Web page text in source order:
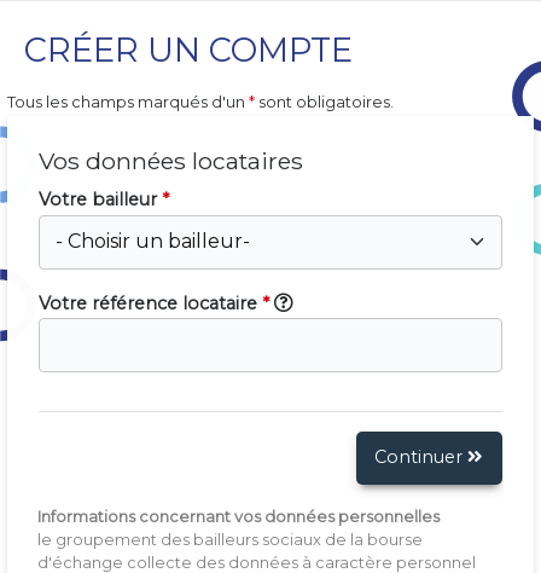
CRÉER UN COMPTE
Tous les champs marqués d'un* sont obligatoires.
Vos données locataires
Votre bailleur*
Votre référence locataire *
Continuer
Informations concernant vos données personnelles
le groupement des bailleurs sociaux de la bourse
d'échange collecte des données à caractère personnel